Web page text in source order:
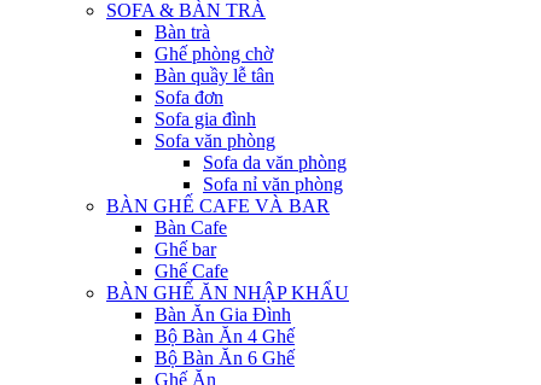
SOFA & BÀN TRÀ
Bàn trà
Ghế phòng chờ
Bàn quầy lễ tân
Sofa đơn
Sofa gia đình
Sofa văn phòng
Sofa da văn phòng
Sofa nỉ văn phòng
BÀN GHẾ CAFE VÀ BAR
Bàn Cafe
Ghế bar
Ghế Cafe
BÀN GHẾ ĂN NHẬP KHẨU
Bàn Ăn Gia Đình
Bộ Bàn Ăn 4 Ghế
Bộ Bàn Ăn 6 Ghế
Ghế Ăn